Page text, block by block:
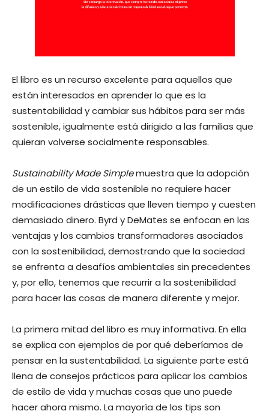
El libro es un recurso excelente para aquellos que
están interesados ​​en aprender lo que es la
sustentabilidad y cambiar sus hábitos para ser más
sostenible, igualmente está dirigido a las familias que
quieran volverse socialmente responsables.
Sustainability Made Simplemuestra que la adopción
de un estilo de vida sostenible no requiere hacer
modificaciones drásticas que lleven tiempo y cuesten
demasiado dinero. Byrd y DeMates se enfocan en las
ventajas y los cambios transformadores asociados
con la sostenibilidad, demostrando que la sociedad
se enfrenta a desafíos ambientales sin precedentes
y, por ello, tenemos que recurrir a la sostenibilidad
para hacer las cosas de manera diferente y mejor.
La primera mitad del libro es muy informativa. En ella
se explica con ejemplos de por qué deberíamos de
pensar en la sustentabilidad. La siguiente parte está
llena de consejos prácticos para aplicar los cambios
de estilo de vida y muchas cosas que uno puede
hacer ahora mismo. La mayoría de los tips son